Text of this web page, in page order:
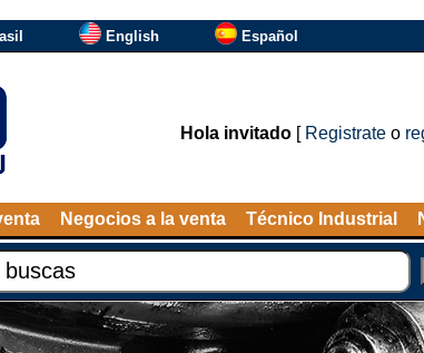
English Español
Hola invitado[ Registrateo
Negocios a la venta Técnico Industrial